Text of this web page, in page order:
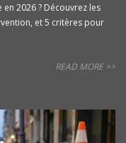
2026 ? Découvrez les
et 5 critères pour
READ MORE >>